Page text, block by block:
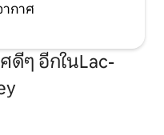
ากาศ
ดีๆ อีกในLac-